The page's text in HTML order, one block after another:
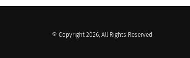
© Copyright 2026, All Rights Reserved